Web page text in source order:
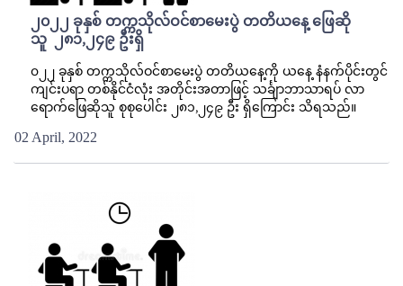
၂၀၂၂ ခုနှစ် တက္ကသိုလ်ဝင်စာမေးပွဲ တတိယနေ့ ဖြေဆို
သူ ၂၈၁,၂၄၉ ဦးရှိ
၀၂၂ ခုနှစ် တက္ကသိုလ်ဝင်စာမေးပွဲ တတိယနေ့ကို ယနေ့ နံနက်ပိုင်းတွင်
ကျင်းပရာ တစ်နိုင်ငံလုံး အတိုင်းအတာဖြင့် သင်္ချာဘာသာရပ် လာ
ရောက်ဖြေဆိုသူ စုစုပေါင်း ၂၈၁,၂၄၉ ဦး ရှိကြောင်း သိရသည်။
02 April, 2022